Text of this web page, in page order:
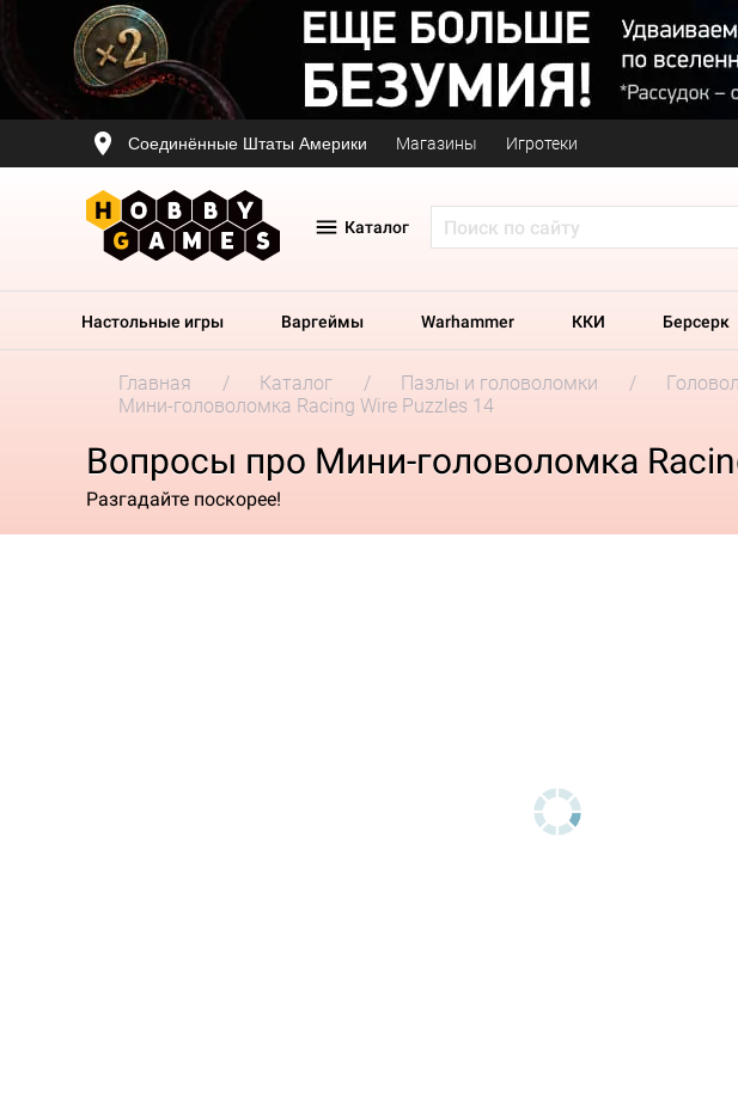
Соединённые Штаты Америки Магазины Игротеки
Каталог
Настольные игры Варгеймы Warhammer ККИ Берсерк
Главная Каталог Пазлы и головоломки
Мини-головоломка Racing Wire Puzzles 14
Вопросы про Мини-головоломка
Разгадайте поскорее!